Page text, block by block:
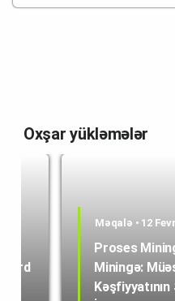
Oxşar yükləmələr
Məqalə • 12
Proses
Miningə: